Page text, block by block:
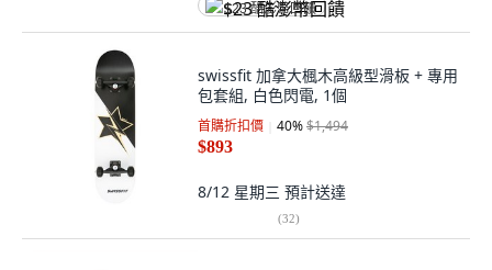
$23 酷澎幣回饋
swissfit 加拿大楓木高級型滑板 + 專用
包套組, 白色閃電, 1個
首購折扣價 40%$1,494
$893
8/12 星期三 預計送達
(32)